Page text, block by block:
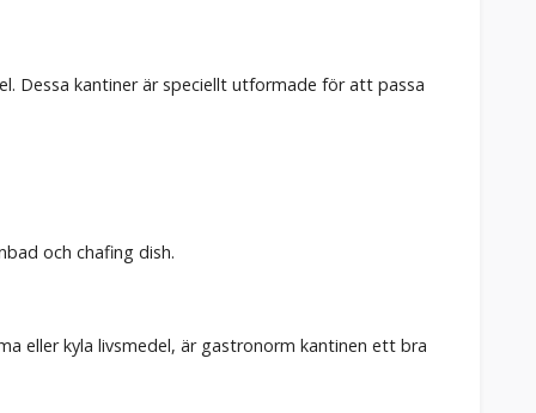
Dessa kantiner är speciellt utformade för att passa
och chafing dish.
eller kyla livsmedel, är gastronorm kantinen ett bra